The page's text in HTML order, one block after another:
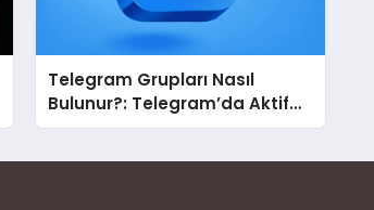
Telegram Grupları Nasıl
Bulunur?: Telegram’da Aktif
Topluluk Bulmanın Yolları